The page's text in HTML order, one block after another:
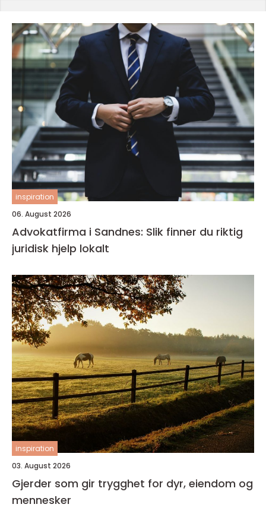
inspiration
06. August 2026
Advokatfirma i Sandnes: Slik finner du riktig
juridisk hjelp lokalt
inspiration
03. August 2026
Gjerder som gir trygghet for dyr, eiendom og
mennesker